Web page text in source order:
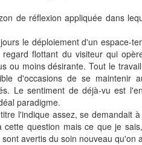
de réflexion appliquée dans
le déploiement d'un espace-
flottant du visiteur qui
ou moins désirante. Tout le
d'occasions de se maintenir
Le sentiment de déjà-vu est
paradigme.
l'indique assez, se demandait
cette question mais ce que je
avertis du soin nouveau qu'on